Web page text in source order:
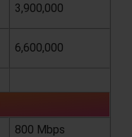
3,900,000
6,600,000
800 Mbps